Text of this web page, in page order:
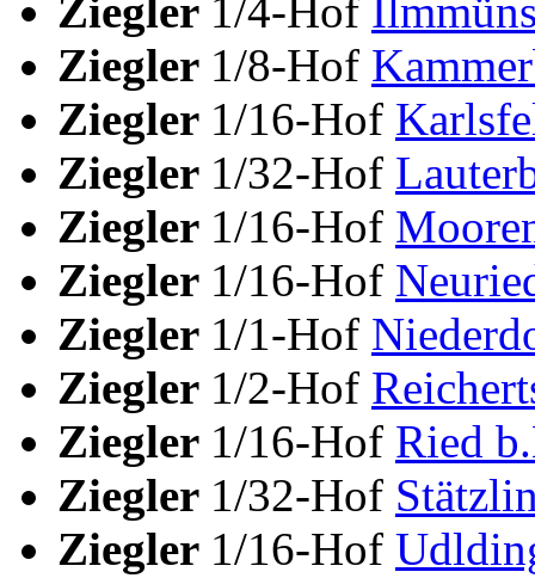
Ziegler 1/4-Hof
Ziegler 1/8-Hof
Ziegler 1/16-Hof
Ziegler 1/32-Hof
Ziegler 1/16-Hof
Ziegler 1/16-Hof
Ziegler 1/1-Hof
Ziegler 1/2-Hof
Ziegler 1/16-Hof Ried
Ziegler 1/32-Hof
Ziegler 1/16-Hof